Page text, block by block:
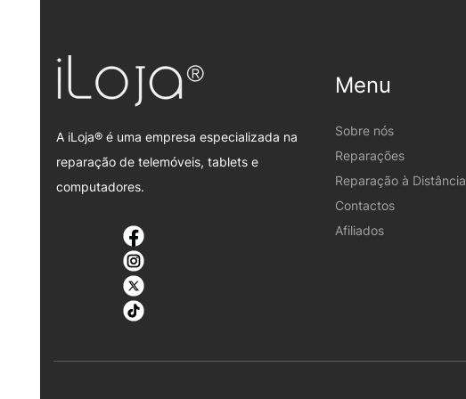
A iLoja® é uma empresa especializada na
reparação de telemóveis, tablets e
computadores.
Menu
Sobre nós
Reparações
Reparação à Distância
Contactos
Afiliados